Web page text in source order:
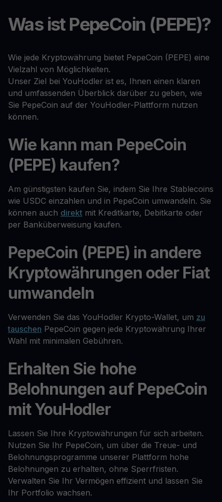
Was ist PepeCoin (PEPE)?
Wie jede Kryptowährung bietet PepeCoin (PEPE) eine
Vielzahl von Möglichkeiten.
Unser Ziel bei YouHodler ist es, Ihnen einen klaren
und umfassenden Überblick darüber zu geben, wie
Sie PepeCoin auf der YouHodler-Plattform nutzen
können.
Wie kann man PepeCoin
(PEPE) kaufen?
Am günstigsten kaufen Sie, indem Sie Ihre Stablecoins
wie USDC einzahlen und in PepeCoin umwandeln. Sie
können auch direkt mit Kreditkarte, Debitkarte oder
per Banküberweisung kaufen.
PepeCoin (PEPE) in andere
Kryptowährungen oder Fiat
umwandeln
Verwenden Sie das YouHodler Krypto-Wallet, um zu
tauschen PepeCoin gegen jede Kryptowährung Ihrer
Wahl mit minimalen Gebühren.
Erhalten Sie hohe
Belohnungen auf PepeCoin
mit YouHodler
Lassen Sie Ihre Kryptowährungen für sich arbeiten.
Nutzen Sie Ihr PepeCoin, um über die Treue- und
Belohnungsprogramme unserer Plattform hohe
Belohnungen zu erhalten, ohne Sperrfristen.
Verwalten Sie Ihr Vermögen effizient und lassen Sie
Ihr Portfolio wachsen.